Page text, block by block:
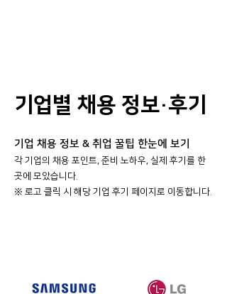
기업별 채용 정보·후기
기업 채용 정보 & 취업 꿀팁 한눈에 보기
각 기업의 채용 포인트, 준비 노하우, 실제 후기를 한
곳에 모았습니다.
​※ 로고 클릭 시 해당 기업 후기 페이지로 이동합니다.